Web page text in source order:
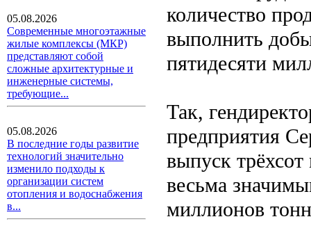
05.08.2026
Современные многоэтажные
жилые комплексы (МКР)
представляют собой
сложные архитектурные и
инженерные системы,
требующие...
05.08.2026
В последние годы развитие
технологий значительно
изменило подходы к
организации систем
отопления и водоснабжения
в...
количество
выполнить
пятидесяти
Так,
предприятия
выпуск
весьма
миллионов